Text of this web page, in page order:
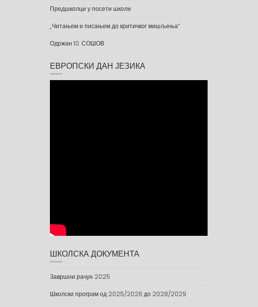
Предшколци у посети школи
„Читањем и писањем до критичког мишљења“
Одржан 10. СОШОВ
ЕВРОПСКИ ДАН ЈЕЗИКА
ШКОЛСКА ДОКУМЕНТА
Завршни рачун 2025
Школски програм од 2025/2026 до 2028/2029